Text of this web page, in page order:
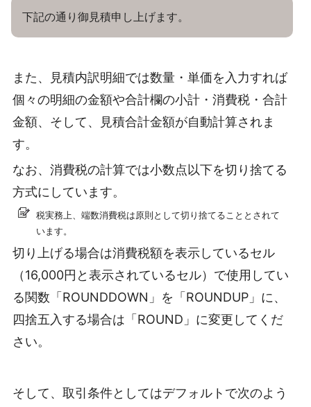
下記の通り御見積申し上げます。
また、見積内訳明細では数量・単価を入力すれば
個々の明細の金額や合計欄の小計・消費税・合計
金額、そして、見積合計金額が自動計算されま
す。
なお、消費税の計算では小数点以下を切り捨てる
方式にしています。
税実務上、端数消費税は原則として切り捨てることとされて
います。
切り上げる場合は消費税額を表示しているセル
（16,000円と表示されているセル）で使用してい
る関数「ROUNDDOWN」を「ROUNDUP」に、
四捨五入する場合は「ROUND」に変更してくだ
さい。
そして、取引条件としてはデフォルトで次のよう